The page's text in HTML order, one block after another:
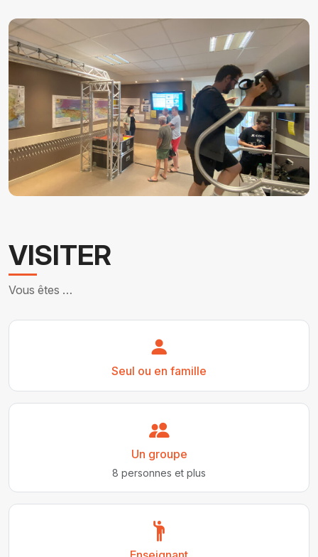
VISITER
Vous êtes …
Seul ou en famille
Un groupe
8 personnes et plus